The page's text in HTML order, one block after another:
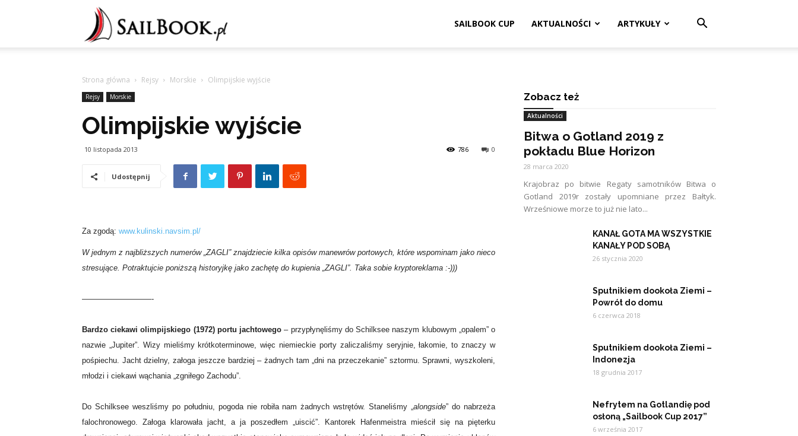
SAILBOOK CUP AKTUALNOŚCI ARTYKUŁY
Strona główna Rejsy Morskie Olimpijskie wyjście
Rejsy Morskie
Olimpijskie wyjście
10 listopada 2013 0
786
Udostępnij
Za zgodą: www.kulinski.navsim.pl/
W jednym z najbliższych numerów „ZAGLI” znajdziecie kilka opisów manewrów portowych, które wspominam jako nieco
stresujące. Potraktujcie poniższą historyjkę jako zachętę do kupienia „ZAGLI”. Taka sobie kryptoreklama :-)))
—————————-
Bardzo ciekawi olimpijskiego (1972) portu jachtowego – przypłynęliśmy do Schilksee naszym klubowym „opalem” o
nazwie „Jupiter”. Wizy mieliśmy krótkoterminowe, więc niemieckie porty zaliczaliśmy seryjnie, łakomie, to znaczy w
pośpiechu. Jacht dzielny, załoga jeszcze bardziej – żadnych tam „dni na przeczekanie” sztormu. Sprawni, wyszkoleni,
młodzi i ciekawi wąchania „zgniłego Zachodu”.
Do Schilksee weszliśmy po południu, pogoda nie robiła nam żadnych wstrętów. Staneliśmy „alongside” do nabrzeża
falochronowego. Załoga klarowała jacht, a ja poszedłem „uiscić”. Kantorek Hafenmeistra mieścił się na pięterku
Zobacz też
Aktualności
Bitwa o Gotland 2019 z
pokładu Blue Horizon
28 marca 2020
Krajobraz po bitwie Regaty samotników Bitwa o
Gotland 2019r zostały upomniane przez Bałtyk.
Wrześniowe morze to już nie lato...
KANAŁ GOTA MA WSZYSTKIE
KANAŁY POD SOBĄ
26 stycznia 2020
Sputnikiem dookoła Ziemi –
Powrót do domu
6 czerwca 2018
Sputnikiem dookoła Ziemi –
Indonezja
18 grudnia 2017
Nefrytem na Gotlandię pod
osłoną „Sailbook Cup 2017”
6 września 2017